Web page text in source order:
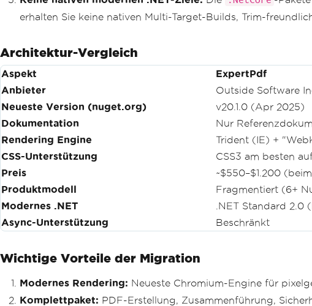
erhalten Sie keine nativen Multi-Target-Builds, Trim-
Architektur-Vergleich
Aspekt ExpertPdf
Anbieter
Outside Software
Neueste Version (nuget.org)
v20.1.0 (Apr 2025)
Dokumentation
Nur
Rendering Engine
Trident (IE) +
CSS-Unterstützung
CSS3 am besten
Preis
~$550–$1.200
Produktmodell
Fragmentiert (6+
Modernes .NET
.NET Standard 2.0
Async-Unterstützung
Beschränkt
Wichtige Vorteile der Migration
Modernes Rendering: Neueste Chromium-Engine für
Komplettpaket: PDF-Erstellung, Zusammenführung,